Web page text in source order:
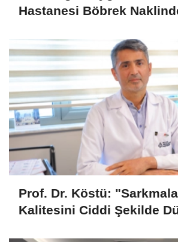
Hastanesi Böbrek
Prof. Dr. Köstü:
Kalitesini Ciddi Şekilde